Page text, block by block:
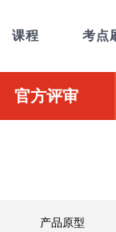
课程 考点
官方评审
产品原型